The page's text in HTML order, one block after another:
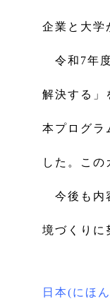
企業と大学
令和7年度
解決する」
本プログラ
した。こ
今後も内
境づくりに
日本(にほ